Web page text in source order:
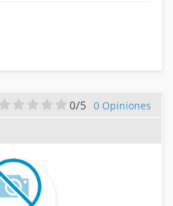
0/5 0 Opiniones